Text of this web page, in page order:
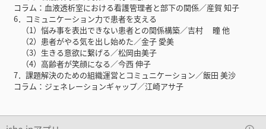
コラム：血液透析室における看護管理者と部下の関係／産賀 知子
6．コミュニケーション力で患者を支える
（1）悩み事を表出できない患者との関係構築／吉村 瞳 他
（2）患者がやる気を出し始めた／金子 愛美
（3）生きる意欲に繋げる／松岡由美子
（4）高齢者が笑顔になる／今西 伸子
7．課題解決のための組織運営とコミュニケーション／飯田 美沙
コラム：ジェネレーションギャップ／江崎アサ子